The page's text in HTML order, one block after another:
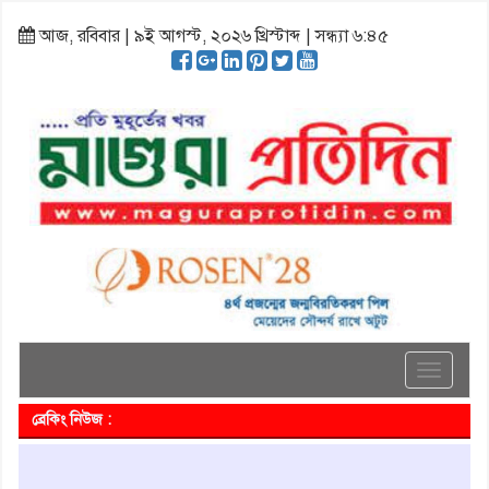
আজ, রবিবার | ৯ই আগস্ট, ২০২৬ খ্রিস্টাব্দ | সন্ধ্যা ৬:৪৫
Toggle
ব্রেকিং নিউজ :